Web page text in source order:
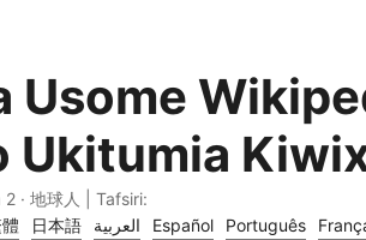
Usome
Ukitumia
2 · 地球人 | Tafsiri:
日本語 العربية Español Português